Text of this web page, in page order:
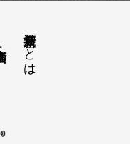
大江戸新座祭りとは